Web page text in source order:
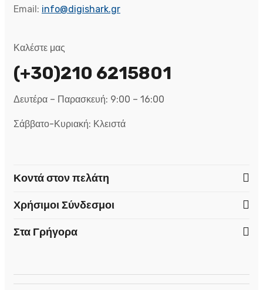
Email: info@digishark.gr
Καλέστε μας
(+30)210 6215801
Δευτέρα – Παρασκευή: 9:00 – 16:00
Σάββατο-Κυριακή: Κλειστά
Κοντά στον πελάτη
Χρήσιμοι Σύνδεσμοι
Στα Γρήγορα